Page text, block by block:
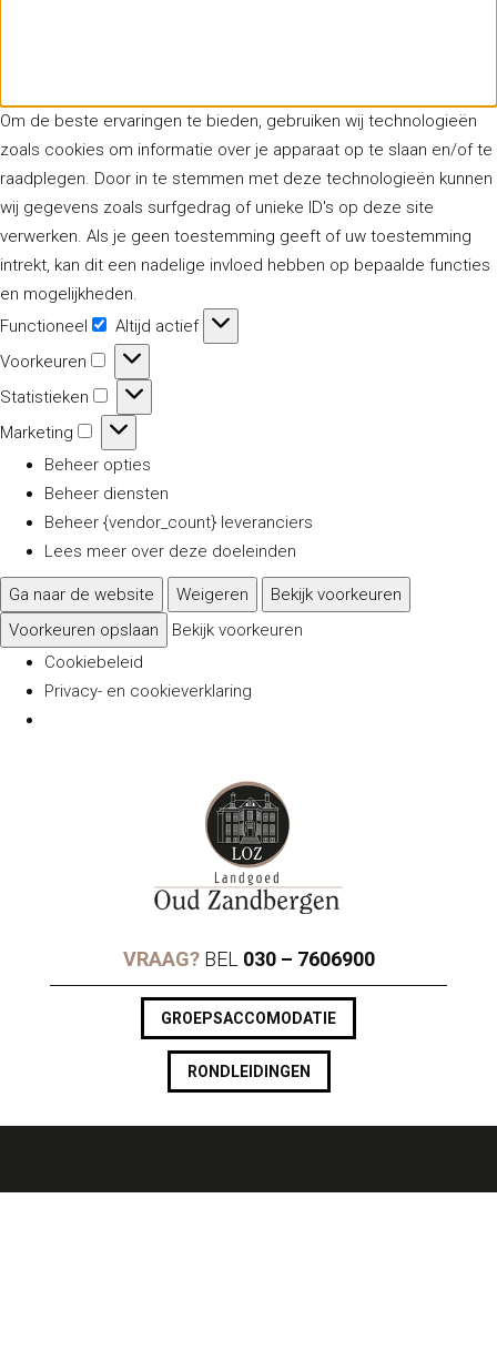
Om de beste ervaringen te bieden, gebruiken wij technologieën
zoals cookies om informatie over je apparaat op te slaan en/of te
raadplegen. Door in te stemmen met deze technologieën kunnen
wij gegevens zoals surfgedrag of unieke ID's op deze site
verwerken. Als je geen toestemming geeft of uw toestemming
intrekt, kan dit een nadelige invloed hebben op bepaalde functies
en mogelijkheden.
Functioneel
Functioneel
Altijd actief
Voorkeuren
Voorkeuren
Statistieken
Statistieken
Marketing
Marketing
Beheer opties
Beheer diensten
Beheer {vendor_count} leveranciers
Lees meer over deze doeleinden
Ga naar de website Weigeren
Bekijk voorkeuren
Voorkeuren opslaan
Bekijk voorkeuren
Cookiebeleid
Privacy- en cookieverklaring
VRAAG?BEL 030 – 7606900
GROEPSACCOMODATIE
RONDLEIDINGEN